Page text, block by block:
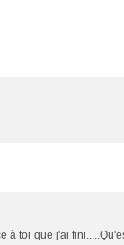
à toi que j'ai